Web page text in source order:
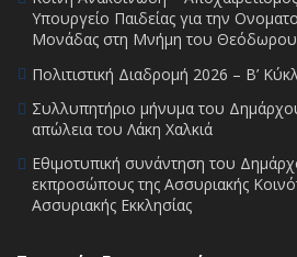
Υπουργείο Παιδείας για την
Μονάδας στη Μνήμη του
Πολιτιστική Διαδρομή 2026 – Β’
Συλλυπητήριο μήνυμα του
απώλεια του Λάκη Χαλκιά
Εθιμοτυπική συνάντηση του
εκπροσώπους της Ασσυριακής
Ασσυριακής Εκκλησίας